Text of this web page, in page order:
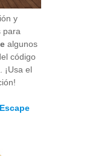
y
para
algunos
código
¡Usa el